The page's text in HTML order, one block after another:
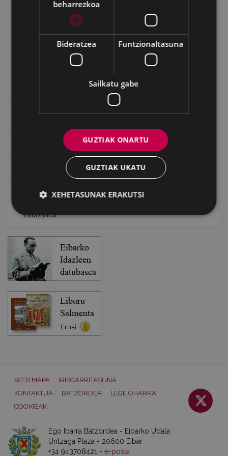
Kultura egitaraua
"Gure Herria" aldizkaria
Txostenak eta dokumentuak
EXFIBAR
Eibarko Bideoteka
Eibarko Fonoteka
Eibarko Idazlanen Datu-basea
Bilatzailea
WEB MAPA
IRISGARRITASUNA
KONTAKTUA
BATZORDEA
LEGE OHARRA
COOKIEAK
Ego Ibarra Batzordea - Eibarko Udala
Untzaga Plaza - 20600 Eibar
+34 943708421 - e-posta
beharrezkoa
Bideratzea Funtzionaltasuna
Sailkatu gabe
GUZTIAK ONARTU
GUZTIAK UKATU
XEHETASUNAK ERAKUTSI